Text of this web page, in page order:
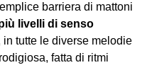
barriera di mattoni
livelli di senso
in tutte le diverse melodie
fatta di ritmi